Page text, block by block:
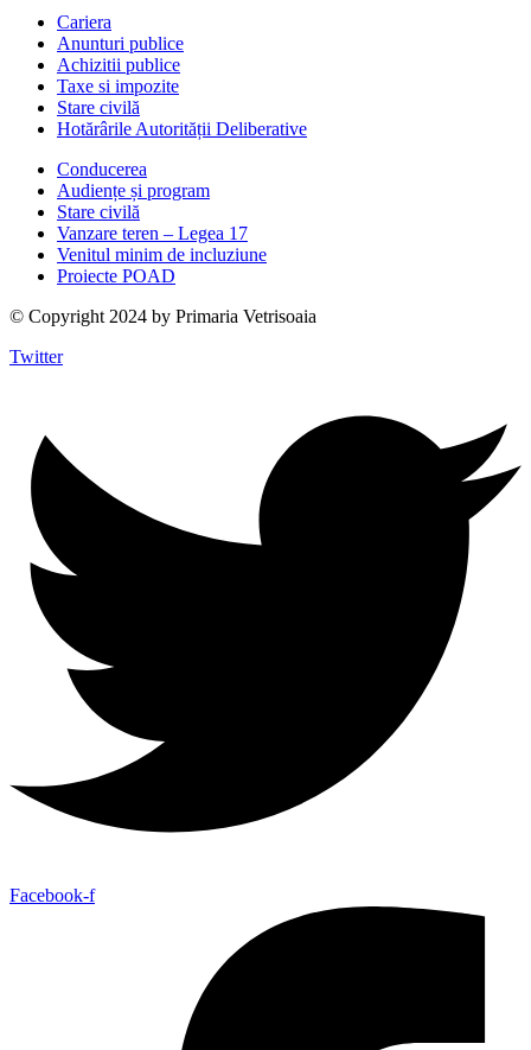
Cariera
Anunturi publice
Achizitii publice
Taxe si impozite
Stare civilă
Hotărârile Autorității Deliberative
Conducerea
Audiențe și program
Stare civilă
Vanzare teren – Legea 17
Venitul minim de incluziune
Proiecte POAD
© Copyright 2024 by Primaria Vetrisoaia
Twitter
Facebook-f